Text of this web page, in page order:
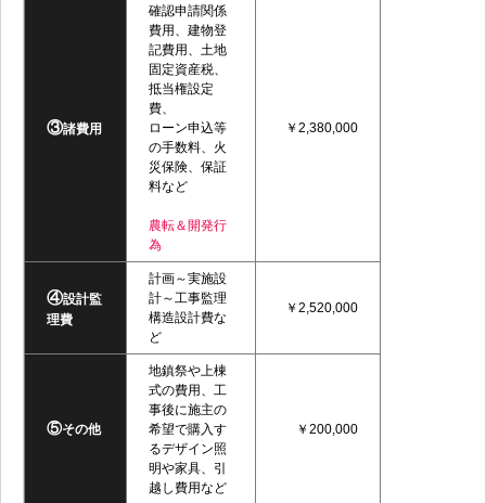
③諸費用
確認申請関係
費用、建物登
記費用、土地
固定資産税、
抵当権設定
費、
ローン申込等
の手数料、火
災保険、保証
料など
農転＆開発行
為
￥2,380,000
④設計監
理費
計画～実施設
計～工事監理
構造設計費な
ど
￥2,520,000
⑤その他
地鎮祭や上棟
式の費用、工
事後に施主の
希望で購入す
るデザイン照
明や家具、引
越し費用など
￥200,000